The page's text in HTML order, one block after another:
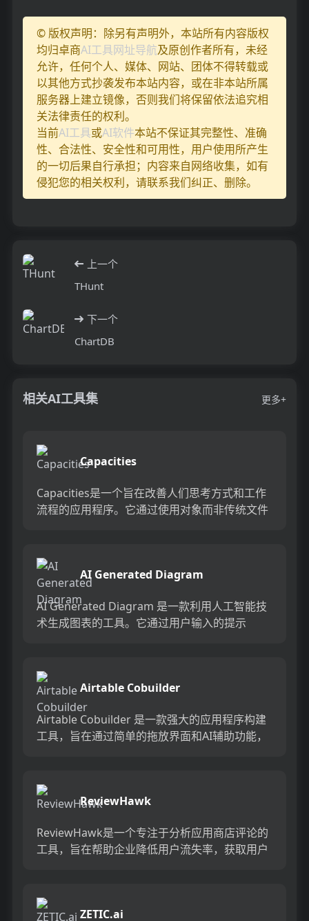
© 版权声明：除另有声明外，本站所有内容版权
均归卓商AI工具网址导航及原创作者所有，未经
允许，任何个人、媒体、网站、团体不得转载或
以其他方式抄袭发布本站内容，或在非本站所属
服务器上建立镜像，否则我们将保留依法追究相
关法律责任的权利。
当前AI工具或AI软件本站不保证其完整性、准确
性、合法性、安全性和可用性，用户使用所产生
的一切后果自行承担；内容来自网络收集，如有
侵犯您的相关权利，请联系我们纠正、删除。
上一个
THunt
下一个
ChartDB
相关AI工具集 更多+
Capacities
Capacities是一个旨在改善人们思考方式和工作
流程的应用程序。它通过使用对象而非传统文件
AI Generated Diagram
AI Generated Diagram 是一款利用人工智能技
术生成图表的工具。它通过用户输入的提示
Airtable Cobuilder
Airtable Cobuilder 是一款强大的应用程序构建
工具，旨在通过简单的拖放界面和AI辅助功能，
ReviewHawk
ReviewHawk是一个专注于分析应用商店评论的
工具，旨在帮助企业降低用户流失率，获取用户
ZETIC.ai